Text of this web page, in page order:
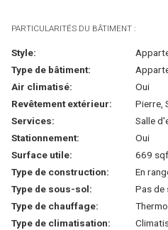
PARTICULARITÉS DU BÂTIMENT :
Style:
Type de bâtiment:
Air climatisé:
Oui
Revêtement extérieur:
Pierre,
Services:
Salle
Stationnement:
Oui
Surface utile:
669
Type de construction:
En
Type de sous-sol:
Pas de
Type de chauffage:
Type de climatisation: